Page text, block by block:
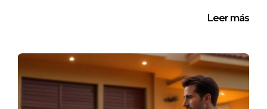
estrategias efectivas, puedes asegurarte de
inversión. Las historias inspiradoras de personas
como la familia Pérez, el Sr. García y la Sra. López
demuestran que con la preparación adecuada y el
apoyo correcto, puedes lograr tus objetivos
Leer más